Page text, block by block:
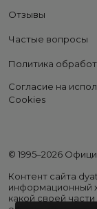
Отзывы
Частые вопросы
Политика
Согласие на
Cookies
© 1995–2026
Контент сайта
информационный
какой своей